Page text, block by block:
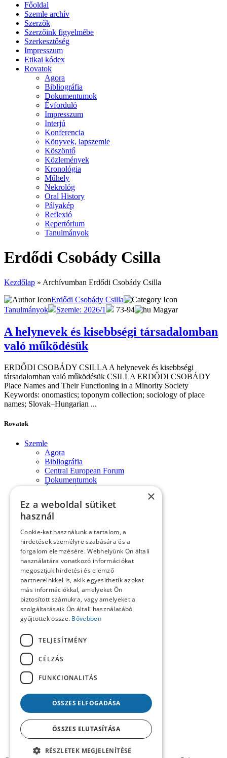
Főoldal
Szemle archív
Szerzők
Szerzőink figyelmébe
Szerkesztőség
Impresszum
Etikai kódex
Rovatok
Agora
Bibliográfia
Dokumentumok
Évforduló
Impresszum
Interjú
Konferencia
Könyvek, lapszemle
Köszöntő
Közlemények
Kronológia
Műhely
Nekrológ
Oral History
Pályakép
Reflexió
Repertórium
Tanulmányok
Erdődi Csobády Csilla
Kezdőlap » Archívumban Erdődi Csobády Csilla
Erdődi Csobády Csilla
Tanulmányok
Szemle: 2026/1 73-94 Magyar
A helynevek és kisebbségi társadalomban
való működésük
ERDŐDI CSOBÁDY CSILLA A helynevek és kisebbségi
társadalomban való működésük CSILLA ERDŐDI CSOBÁDY
Place Names and Their Functioning in a Minority Society
Keywords: onomastics; toponym collection; sociology of place
names; Slovak–Hungarian ...
Rovatok
Szemle
Agora
Bibliográfia
Central European Forum
Dokumentumok
Évforduló
Impresszum
Konferencia
Kósa László köszöntése
Köszöntő
Közlemények
Kronológia
Lapszemle
Műhely
Nekrológ
Oral History
Pályakép
Reflexió
Resumé
Summary
Tanulmányok
Uncategorized @hu
×
Ez a weboldal sütiket
használ
Cookie-kat használunk a tartalom, a
hirdetések személyre szabására és a
forgalom elemzésére. Webhelyünk Ön általi
használatára vonatkozó információkat
megosztjuk hirdetési és elemző
partnereinkkel is, akik egyesíthetik azokat
más információkkal, amelyeket Ön
biztosított számukra, vagy amelyeket a
szolgáltatásaik Ön általi használatából
gyűjtöttek össze. Bővebben
TELJESÍTMÉNY
CÉLZÁS
FUNKCIONALITÁS
ÖSSZES ELFOGADÁSA
ÖSSZES ELUTASÍTÁSA
RÉSZLETEK MEGJELENÍTÉSE